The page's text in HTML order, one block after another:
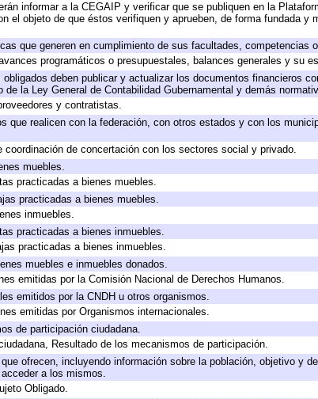
informar a la CEGAIP y verificar que se publiquen en la
el objeto de que éstos verifiquen y aprueben, de forma fundada y
que generen en cumplimiento de sus facultades, competencias
programáticos o presupuestales, balances generales y su
deben publicar y actualizar los documentos financieros
de la Ley General de Contabilidad Gubernamental y demás
y contratistas.
que realicen con la federación, con otros estados y con los
coordinación de concertación con los sectores social y privado.
muebles.
practicadas a bienes muebles.
practicadas a bienes muebles.
inmuebles.
practicadas a bienes inmuebles.
practicadas a bienes inmuebles.
muebles e inmuebles donados.
emitidas por la Comisión Nacional de Derechos Humanos.
emitidos por la CNDH u otros organismos.
emitidas por Organismos internacionales.
de participación ciudadana.
Resultado de los mecanismos de participación.
ofrecen, incluyendo información sobre la población, objetivo y
a los mismos.
Obligado.